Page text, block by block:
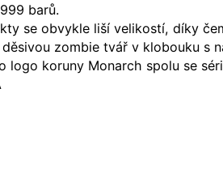
barů.
se obvykle liší velikostí, díky
zombie tvář v klobouku s
logo koruny Monarch spolu se